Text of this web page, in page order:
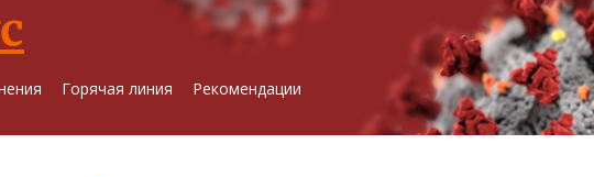
Горячая линия Рекомендации